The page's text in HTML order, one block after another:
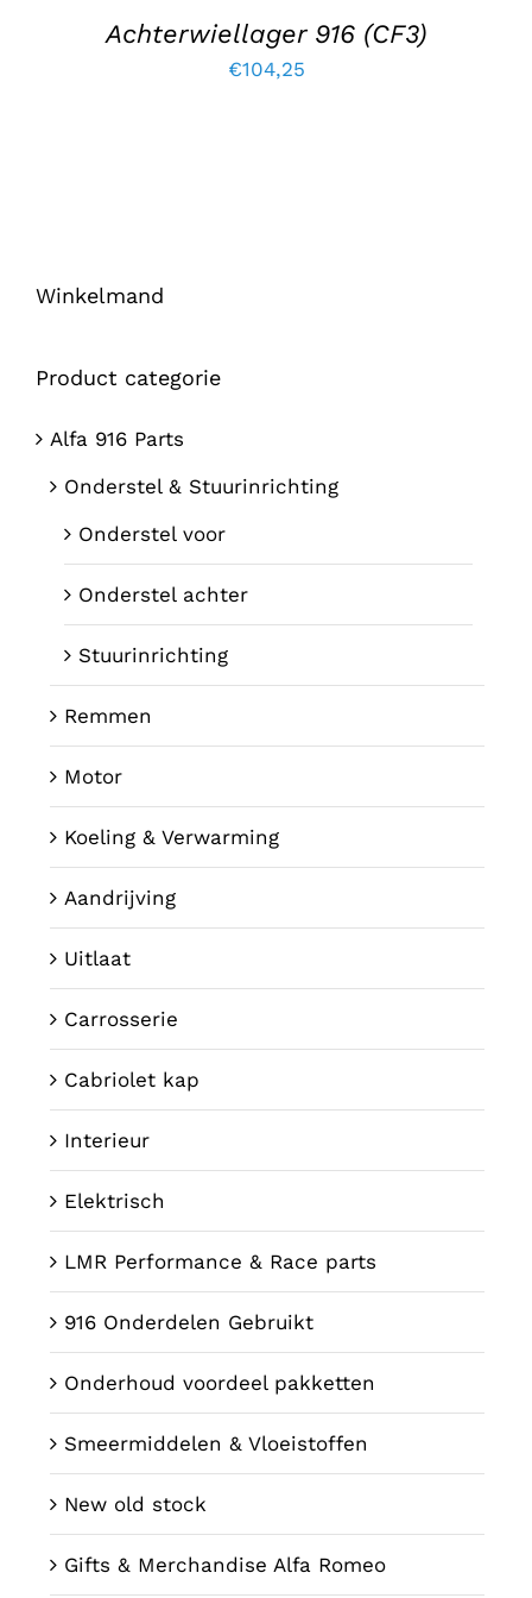
Achterwiellager 916 (CF3)
€104,25
Winkelmand
Product categorie
Alfa 916 Parts
Onderstel & Stuurinrichting
Onderstel voor
Onderstel achter
Stuurinrichting
Remmen
Motor
Koeling & Verwarming
Aandrijving
Uitlaat
Carrosserie
Cabriolet kap
Interieur
Elektrisch
LMR Performance & Race parts
916 Onderdelen Gebruikt
Onderhoud voordeel pakketten
Smeermiddelen & Vloeistoffen
New old stock
Gifts & Merchandise Alfa Romeo